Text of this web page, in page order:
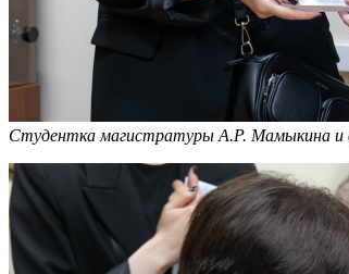
Студентка магистратуры А.Р. Мамыкина и